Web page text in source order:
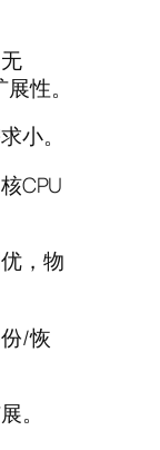
性。
小。
CPU
，物
/恢
。